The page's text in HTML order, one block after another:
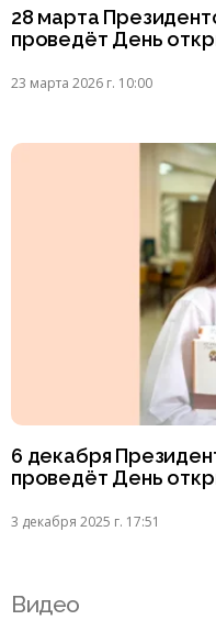
28 марта
проведёт День
23 марта 2026 г. 10:00
6 декабря
проведёт День
3 декабря 2025 г. 17:51
Видео